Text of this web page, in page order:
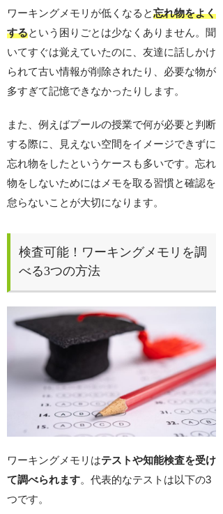
ワーキングメモリが低くなると忘れ物をよく
するという困りごとは少なくありません。聞
いてすぐは覚えていたのに、友達に話しかけ
られて古い情報が削除されたり、必要な物が
多すぎて記憶できなかったりします。
また、例えばプールの授業で何が必要と判断
する際に、見えない空間をイメージできずに
忘れ物をしたというケースも多いです。忘れ
物をしないためにはメモを取る習慣と確認を
怠らないことが大切になります。
検査可能！ワーキングメモリを調
べる3つの方法
ワーキングメモリはテストや知能検査を受け
て調べられます。代表的なテストは以下の3
つです。